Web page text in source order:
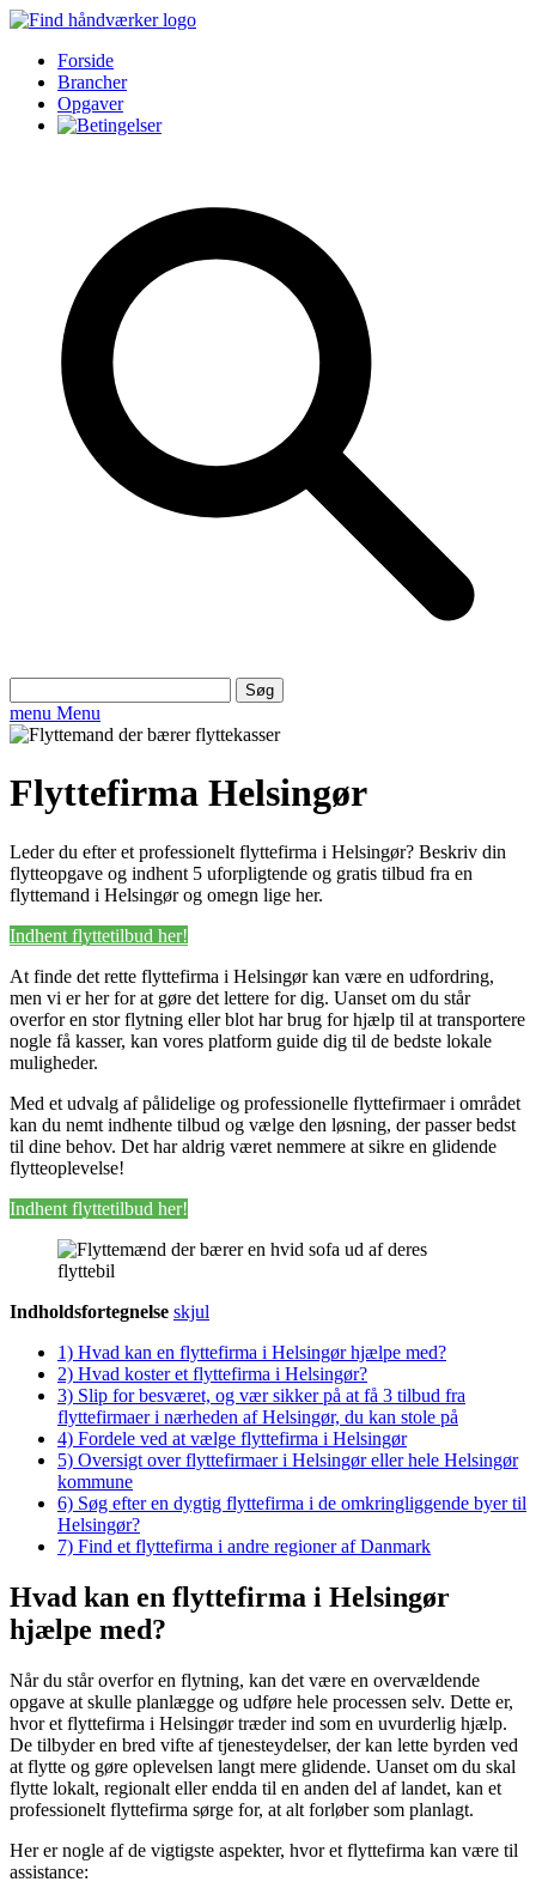
Forside
Brancher
Opgaver
efter:
menu Menu
Flyttefirma Helsingør
Leder du efter et professionelt flyttefirma i Helsingør? Beskriv din
flytteopgave og indhent 5 uforpligtende og gratis tilbud fra en
flyttemand i Helsingør og omegn lige her.
Indhent flyttetilbud her!
At finde det rette flyttefirma i Helsingør kan være en udfordring,
men vi er her for at gøre det lettere for dig. Uanset om du står
overfor en stor flytning eller blot har brug for hjælp til at transportere
nogle få kasser, kan vores platform guide dig til de bedste lokale
muligheder.
Med et udvalg af pålidelige og professionelle flyttefirmaer i området
kan du nemt indhente tilbud og vælge den løsning, der passer bedst
til dine behov. Det har aldrig været nemmere at sikre en glidende
flytteoplevelse!
Indhent flyttetilbud her!
Indholdsfortegnelse skjul
1) Hvad kan en flyttefirma i Helsingør hjælpe med?
2) Hvad koster et flyttefirma i Helsingør?
3) Slip for besværet, og vær sikker på at få 3 tilbud fra
flyttefirmaer i nærheden af Helsingør, du kan stole på
4) Fordele ved at vælge flyttefirma i Helsingør
5) Oversigt over flyttefirmaer i Helsingør eller hele Helsingør
kommune
6) Søg efter en dygtig flyttefirma i de omkringliggende byer til
Helsingør?
7) Find et flyttefirma i andre regioner af Danmark
Hvad kan en flyttefirma i Helsingør
hjælpe med?
Når du står overfor en flytning, kan det være en overvældende
opgave at skulle planlægge og udføre hele processen selv. Dette er,
hvor et flyttefirma i Helsingør træder ind som en uvurderlig hjælp.
De tilbyder en bred vifte af tjenesteydelser, der kan lette byrden ved
at flytte og gøre oplevelsen langt mere glidende. Uanset om du skal
flytte lokalt, regionalt eller endda til en anden del af landet, kan et
professionelt flyttefirma sørge for, at alt forløber som planlagt.
Her er nogle af de vigtigste aspekter, hvor et flyttefirma kan være til
assistance: